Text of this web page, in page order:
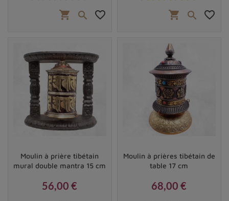
shopping_cart  favorite_border shopping_cart  favorite_border
Moulin à prière tibétain
mural double mantra 15 cm
56,00 €
Moulin à prières tibétain de
table 17 cm
68,00 €